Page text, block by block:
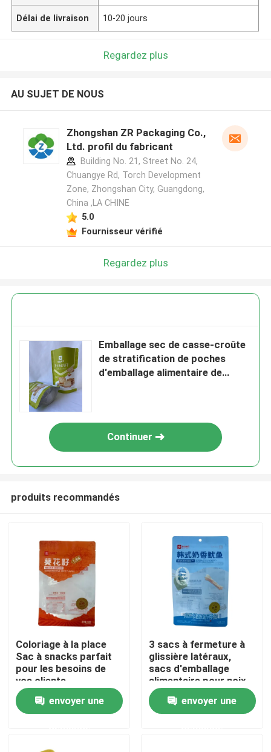
Maison
Produits
Au sujet de nous
Délai de livraison 10-20 jours
Regardez plus
AU SUJET DE NOUS
Zhongshan ZR Packaging Co.,
Ltd. profil du fabricant
Building No. 21, Street No. 24,
Chuangye Rd, Torch Development
Zone, Zhongshan City, Guangdong,
China ,LA CHINE
5.0
Fournisseur vérifié
Regardez plus
Emballage sec de casse-croûte
de stratification de poches
d'emballage alimentaire de
Continuer
produits recommandés
Coloriage à la place
Sac à snacks parfait
pour les besoins de
vos clients
envoyer une
3 sacs à fermeture à
glissière latéraux,
sacs d'emballage
alimentaire pour noix
et stérilisation
personnalisée dans
l'industrie
envoyer une